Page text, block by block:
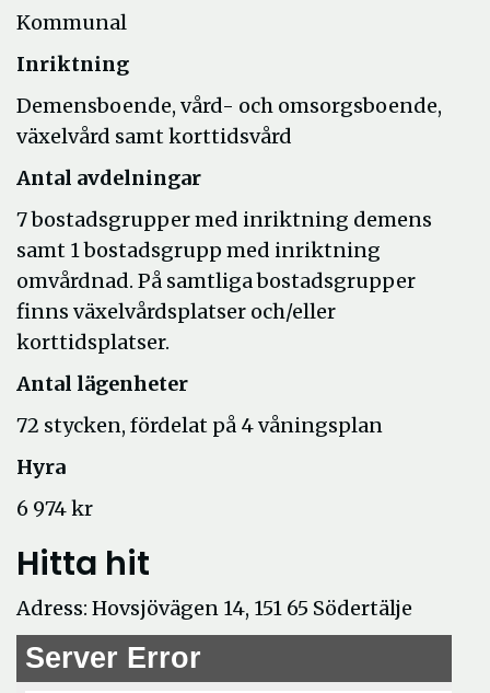
Kommunal
Inriktning
Demensboende, vård- och omsorgsboende,
växelvård samt korttidsvård
Antal avdelningar
7 bostadsgrupper med inriktning demens
samt 1 bostadsgrupp med inriktning
omvårdnad. På samtliga bostadsgrupper
finns växelvårdsplatser och/eller
korttidsplatser.
Antal lägenheter
72 stycken, fördelat på 4 våningsplan
Hyra
6 974 kr
Hitta hit
Adress: Hovsjövägen 14, 151 65 Södertälje